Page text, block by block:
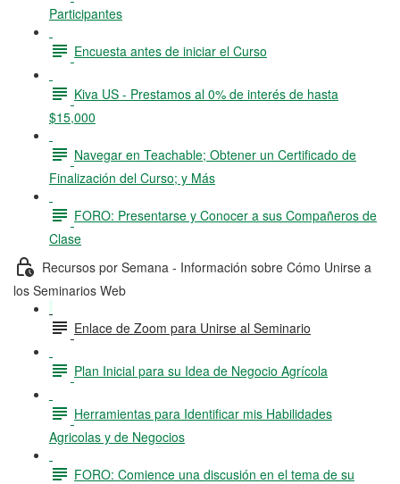
Participantes
Encuesta antes de iniciar el Curso
Kiva US - Prestamos al 0% de interés de hasta
$15,000
Navegar en Teachable; Obtener un Certificado de
Finalización del Curso; y Más
FORO: Presentarse y Conocer a sus Compañeros de
Clase
Recursos por Semana - Información sobre Cómo Unirse a
los Seminarios Web
Enlace de Zoom para Unirse al Seminario
Plan Inicial para su Idea de Negocio Agrícola
Herramientas para Identificar mis Habilidades
Agricolas y de Negocios
FORO: Comience una discusión en el tema de su